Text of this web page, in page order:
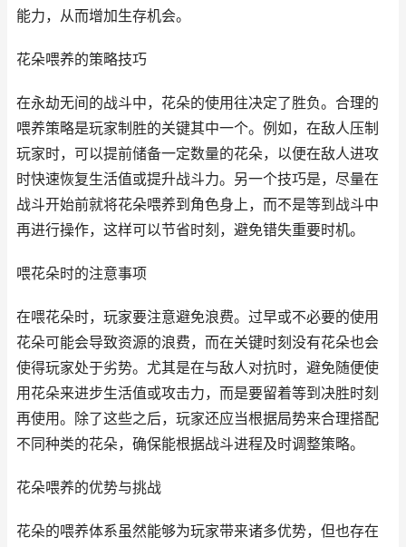
能力，从而增加生存机会。
花朵喂养的策略技巧
在永劫无间的战斗中，花朵的使用往决定了胜负。合理的
喂养策略是玩家制胜的关键其中一个。例如，在敌人压制
玩家时，可以提前储备一定数量的花朵，以便在敌人进攻
时快速恢复生活值或提升战斗力。另一个技巧是，尽量在
战斗开始前就将花朵喂养到角色身上，而不是等到战斗中
再进行操作，这样可以节省时刻，避免错失重要时机。
喂花朵时的注意事项
在喂花朵时，玩家要注意避免浪费。过早或不必要的使用
花朵可能会导致资源的浪费，而在关键时刻没有花朵也会
使得玩家处于劣势。尤其是在与敌人对抗时，避免随便使
用花朵来进步生活值或攻击力，而是要留着等到决胜时刻
再使用。除了这些之后，玩家还应当根据局势来合理搭配
不同种类的花朵，确保能根据战斗进程及时调整策略。
花朵喂养的优势与挑战
花朵的喂养体系虽然能够为玩家带来诸多优势，但也存在